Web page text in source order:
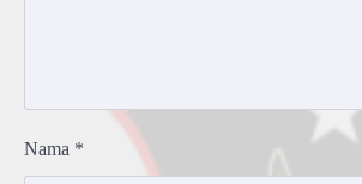
Nama *